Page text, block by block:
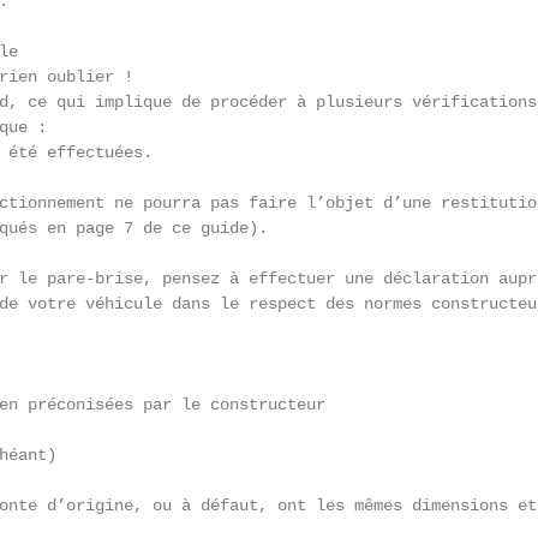
oublier !
ce qui implique de procéder à plusieurs vérifications
:
effectuées.
ne pourra pas faire l’objet d’une
en page 7 de ce guide).
le pare-brise, pensez à effectuer une déclaration
votre véhicule dans le respect des normes
préconisées par le constructeur
d’origine, ou à défaut, ont les mêmes dimensions